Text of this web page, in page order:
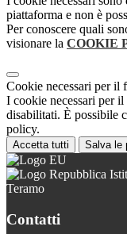
piattaforma e non è
Per conoscere quali
visionare la COOKIE
Cookie necessari per il
I cookie necessari per
disabilitati. È possibile
policy.
Accetta tutti Salva le
Teramo
Contatti